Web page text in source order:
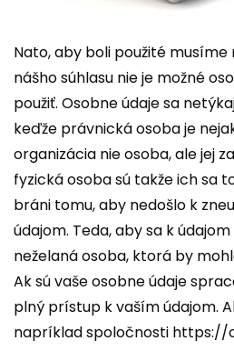
Nato, aby boli použité musíme
nášho súhlasu nie je možné
použiť. Osobne údaje sa
keďže právnická osoba je
organizácia nie osoba, ale jej
fyzická osoba sú takže ich sa
bráni tomu, aby nedošlo k
údajom. Teda, aby sa k
neželaná osoba, ktorá by
Ak sú vaše osobne údaje
plný prístup k vaším údajom.
napríklad spoločnosti https://